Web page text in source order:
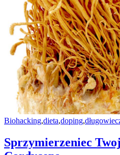
Biohacking,dieta,doping,
Sprzymierzeniec